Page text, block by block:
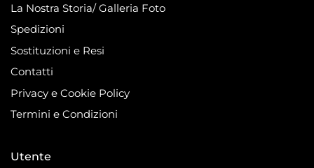
La Nostra Storia/ Galleria Foto
Spedizioni
Sostituzioni e Resi
Contatti
Privacy e Cookie Policy
Termini e Condizioni
Utente